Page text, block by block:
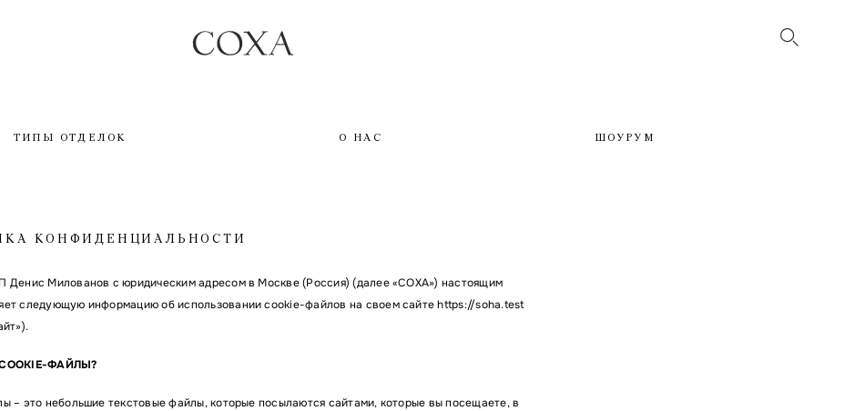
ТИПЫ ОТДЕЛОК О НАС ШОУРУМ
КОНФИДЕНЦИАЛЬНОСТИ
Денис Милованов с юридическим адресом в Москве (Россия) (далее «СОХА») настоящим
следующую информацию об использовании cookie-файлов на своем сайте https://soha.test
ФАЙЛЫ?
– это небольшие текстовые файлы, которые посылаются сайтами, которые вы посещаете, в